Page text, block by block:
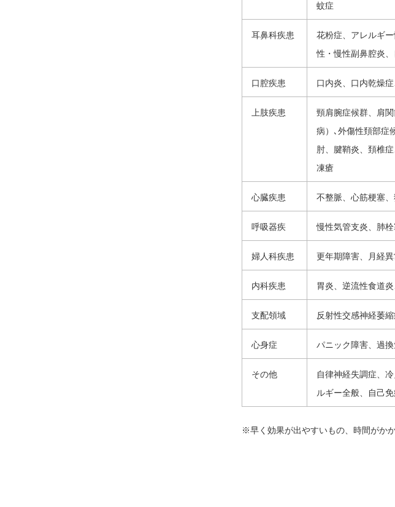
蚊症
耳鼻科疾患
花粉症、アレルギ
性・慢性副鼻腔炎
口腔疾患 口内炎、口内乾燥
上肢疾患
頸肩腕症候群、肩
病）､外傷性頚部症
肘、腱鞘炎、頚椎
凍瘡
心臓疾患 不整脈、心筋梗塞
呼吸器疾 慢性気管支炎、肺
婦人科疾患 更年期障害、月経
内科疾患 胃炎、逆流性食道
支配領域 反射性交感神経萎
心身症 パニック障害、過
その他
自律神経失調症、
ルギー全般、自己
※早く効果が出やすいもの、時間がか